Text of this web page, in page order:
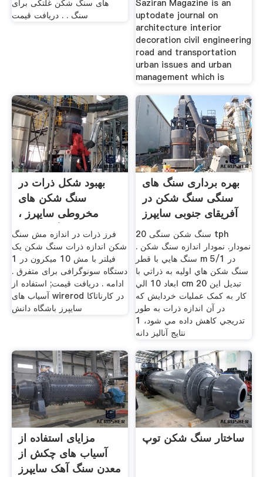
های سنگ شکن غلتکی برای
سنگ . . دریافت قیمت
Saziran Magazine is an
uptodate journal on
architecture interior
decoration civil engineering
road and transportation
urban issues and urban
management which is
بهبود شکل ذرات در
سنگ شکن های
مخروطی سایپرز ،
باشگاه دانش
فرز ذرات در اندازه مش سنگ
شکن اندازه ذرات سنگ شکن یک
فیلتر با مش 10 میکرون در 1
دستگاه سونوگرافی برای متفرق .
ادامه . دریافت قیمت; استفاده از
آسیاب های wirerod در کارناتاکا
سایپرز باشگاه دانش
بهره برداری سنگ های
سنگی سنگ شکن در
آفریقای جنوبی سایپرز
سنگ شکن سنگی 20 tph
نمودار. نمودار اندازه سنگ شکن .
سنگ هايي با قطر m 5/1 در
سنگ شکن هاي اوليه به ذراتي با
ابعاد 10 الي cm 20 تبديل اين
كار به کمک عمليات خردايش كه
در آن اندازه ذرات به طور
تدريجي كاهش داده مي شود، 1
نتايج آناليز دانه
مزایای استفاده از
آسیاب های چکش از
معدن سنگ آهک سایپرز
ساختار سنگ شکن توپ